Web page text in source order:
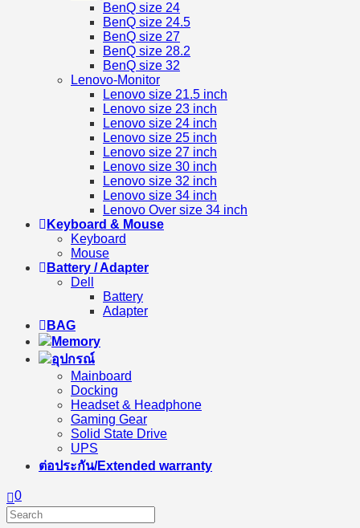
BenQ size 24
BenQ size 24.5
BenQ size 27
BenQ size 28.2
BenQ size 32
Lenovo-Monitor
Lenovo size 21.5 inch
Lenovo size 23 inch
Lenovo size 24 inch
Lenovo size 25 inch
Lenovo size 27 inch
Lenovo size 30 inch
Lenovo size 32 inch
Lenovo size 34 inch
Lenovo Over size 34 inch
Keyboard & Mouse
Keyboard
Mouse
Battery / Adapter
Dell
Battery
Adapter
BAG
Memory
อุปกรณ์
Mainboard
Docking
Headset & Headphone
Gaming Gear
Solid State Drive
UPS
ต่อประกัน/Extended warranty
0